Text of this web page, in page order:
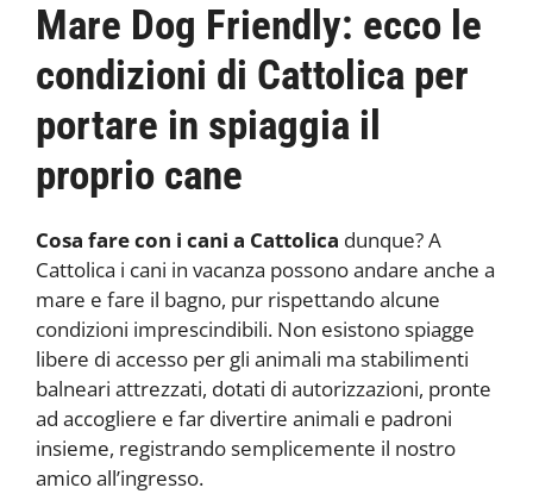
Mare Dog Friendly: ecco le
condizioni di Cattolica per
portare in spiaggia il
proprio cane
Cosa fare con i cani a Cattolica dunque? A
Cattolica i cani in vacanza possono andare anche a
mare e fare il bagno, pur rispettando alcune
condizioni imprescindibili. Non esistono spiagge
libere di accesso per gli animali ma stabilimenti
balneari attrezzati, dotati di autorizzazioni, pronte
ad accogliere e far divertire animali e padroni
insieme, registrando semplicemente il nostro
amico all’ingresso.